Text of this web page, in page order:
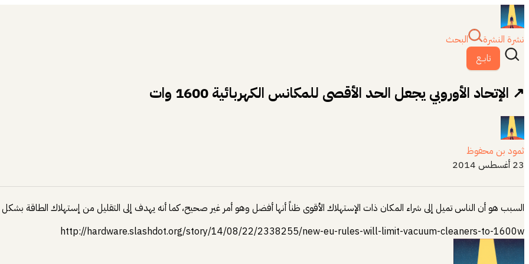
نشرة النشرة
البحث
تابــع
↗ الإتحاد الأوروبي يجعل الحد الأقصى للمكانس الكهربائية 1600 وات
ثمود بن محفوظ
23 أغسطس 2014
السبب هو أن الناس تميل إلى شراء المكان ذات الإستهلاك الأقوى ظناً أنها أفضل وهو أمر غير صحيح، كما أنه يهدف إلى التقليل من إستهلاك الطاقة
http://hardware.slashdot.org/story/14/08/22/2338255/new-eu-rules-will-limit-vacuum-cleaners-to-1600w